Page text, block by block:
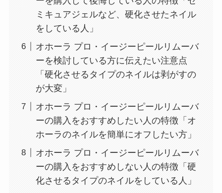
ミキュアジェルなど、硬化させたネイル
をしている人」
オホーラ プロ・イージーピールリムーバ
ーを検討している方に伝えたい注意点
「硬化させるタイプのネイルは剥がすの
が大変」
オホーラ プロ・イージーピールリムーバ
ーの購入をおすすめしたい人の特徴「オ
ホーラのネイルを簡単にオフしたい方」
オホーラ プロ・イージーピールリムーバ
ーの購入をおすすめしない人の特徴「硬
化させるタイプのネイルをしている人」